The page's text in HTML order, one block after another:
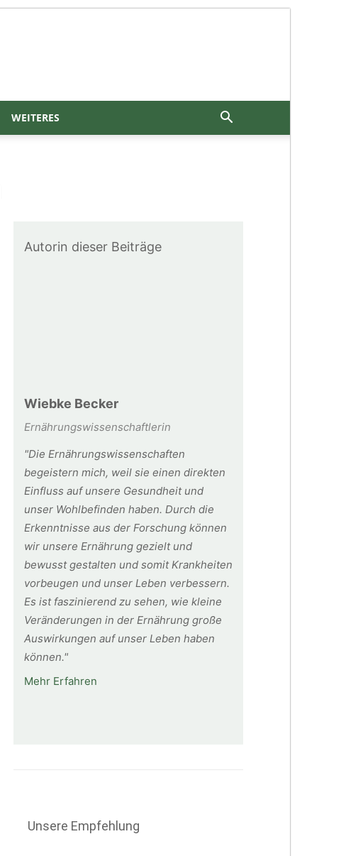
WEITERES
Autorin dieser Beiträge
Wiebke Becker
Ernährungswissenschaftlerin
"Die Ernährungswissenschaften
begeistern mich, weil sie einen direkten
Einfluss auf unsere Gesundheit und
unser Wohlbefinden haben. Durch die
Erkenntnisse aus der Forschung können
wir unsere Ernährung gezielt und
bewusst gestalten und somit Krankheiten
vorbeugen und unser Leben verbessern.
Es ist faszinierend zu sehen, wie kleine
Veränderungen in der Ernährung große
Auswirkungen auf unser Leben haben
können."
Mehr Erfahren
Unsere Empfehlung